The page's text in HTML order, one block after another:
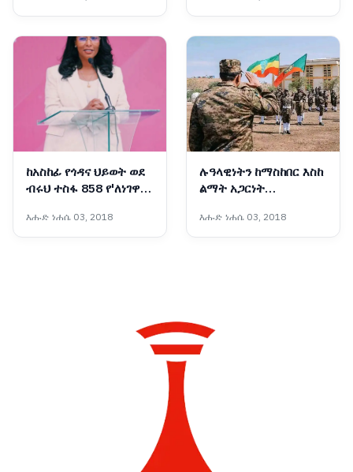
ከአስከፊ የጎዳና ህይወት ወደ
ብሩህ ተስፋ 858 የ'ለነገዋ'
ተመረቁ
እሑድ ነሐሴ 03, 2018
ሉዓላዊነትን ከማስከበር እስከ
ልማት አጋርነት
መከላከያ ሠራዊት ሀገራዊ
አደራ
እሑድ ነሐሴ 03, 2018